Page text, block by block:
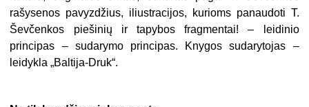
rašysenos pavyzdžius, iliustracijos, kurioms panaudoti T.
Ševčenkos piešinių ir tapybos fragmentai! – leidinio
principas – sudarymo principas. Knygos sudarytojas –
leidykla „Baltija-Druk“.